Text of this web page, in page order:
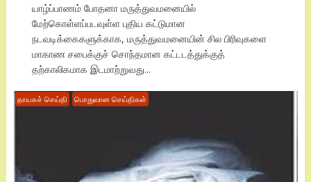
யாழ்ப்பாணம் போதனா மருத்துவமனையில்
மேற்கொள்ளப்படவுள்ள புதிய கட்டுமான
நடவடிக்கைகளுக்காக, மருத்துவமனையின் சில பிரிவுகளை
மாகாண சபைக்குச் சொந்தமான கட்டடத்துக்குத்
தற்காலிகமாக இடமாற்றுவது...
தாயகச் செய்தி பொதுவான செய்திகள்